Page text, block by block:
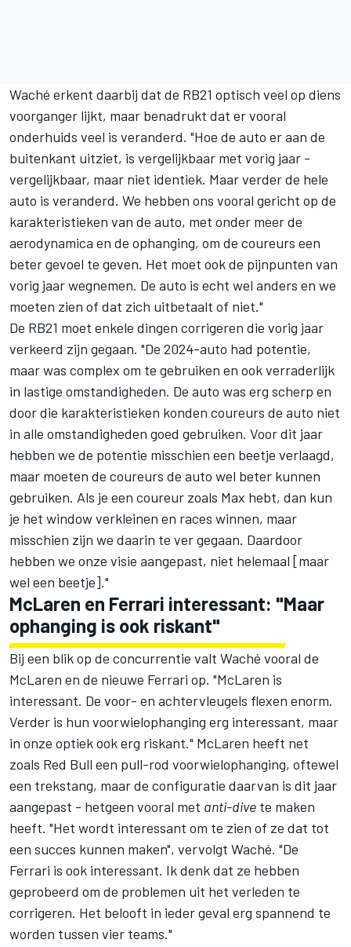
Waché erkent daarbij dat de RB21 optisch veel op diens
voorganger lijkt, maar benadrukt dat er vooral
onderhuids veel is veranderd. "Hoe de auto er aan de
buitenkant uitziet, is vergelijkbaar met vorig jaar -
vergelijkbaar, maar niet identiek. Maar verder de hele
auto is veranderd. We hebben ons vooral gericht op de
karakteristieken van de auto, met onder meer de
aerodynamica en de ophanging, om de coureurs een
beter gevoel te geven. Het moet ook de pijnpunten van
vorig jaar wegnemen. De auto is echt wel anders en we
moeten zien of dat zich uitbetaalt of niet."
De RB21 moet enkele dingen corrigeren die vorig jaar
verkeerd zijn gegaan. "De 2024-auto had potentie,
maar was complex om te gebruiken en ook verraderlijk
in lastige omstandigheden. De auto was erg scherp en
door die karakteristieken konden coureurs de auto niet
in alle omstandigheden goed gebruiken. Voor dit jaar
hebben we de potentie misschien een beetje verlaagd,
maar moeten de coureurs de auto wel beter kunnen
gebruiken. Als je een coureur zoals Max hebt, dan kun
je het window verkleinen en races winnen, maar
misschien zijn we daarin te ver gegaan. Daardoor
hebben we onze visie aangepast, niet helemaal [maar
wel een beetje]."
McLaren en Ferrari interessant: "Maar
ophanging is ook riskant"
Bij een blik op de concurrentie valt Waché vooral de
McLaren en de nieuwe Ferrari op. "McLaren is
interessant. De voor- en achtervleugels flexen enorm.
Verder is hun voorwielophanging erg interessant, maar
in onze optiek ook erg riskant." McLaren heeft net
zoals Red Bull een pull-rod voorwielophanging, oftewel
een trekstang, maar de configuratie daarvan is dit jaar
aangepast - hetgeen vooral met anti-dive te maken
heeft. "Het wordt interessant om te zien of ze dat tot
een succes kunnen maken", vervolgt Waché. "De
Ferrari is ook interessant. Ik denk dat ze hebben
geprobeerd om de problemen uit het verleden te
corrigeren. Het belooft in ieder geval erg spannend te
worden tussen vier teams."